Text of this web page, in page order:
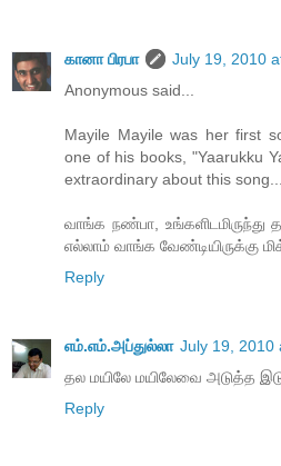
கானா பிரபா
July 19, 2010
Anonymous said...
Mayile Mayile was her first
one of his books, "Yaarukku
extraordinary about this
வாங்க நண்பா,
எல்லாம் வாங்க வேண்டியிருக்கு
Reply
எம்.எம்.அப்துல்லா July 19, 2010
தல மயிலே மயிலேவை அடுத்த
Reply